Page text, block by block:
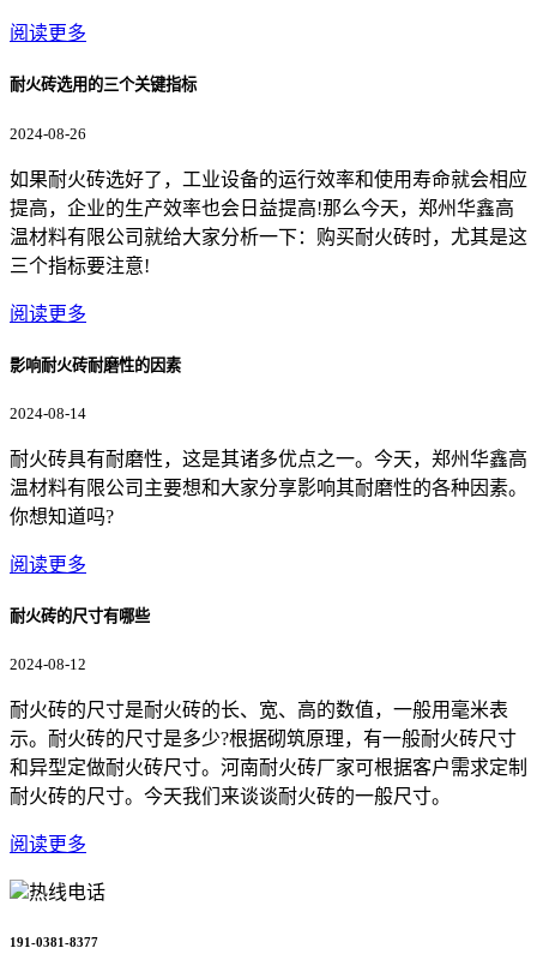
阅读更多
耐火砖选用的三个关键指标
2024-08-26
如果耐火砖选好了，工业设备的运行效率和使用寿命就会相应
提高，企业的生产效率也会日益提高!那么今天，郑州华鑫高
温材料有限公司就给大家分析一下：购买耐火砖时，尤其是这
三个指标要注意!
阅读更多
影响耐火砖耐磨性的因素
2024-08-14
耐火砖具有耐磨性，这是其诸多优点之一。今天，郑州华鑫高
温材料有限公司主要想和大家分享影响其耐磨性的各种因素。
你想知道吗?
阅读更多
耐火砖的尺寸有哪些
2024-08-12
耐火砖的尺寸是耐火砖的长、宽、高的数值，一般用毫米表
示。耐火砖的尺寸是多少?根据砌筑原理，有一般耐火砖尺寸
和异型定做耐火砖尺寸。河南耐火砖厂家可根据客户需求定制
耐火砖的尺寸。今天我们来谈谈耐火砖的一般尺寸。
阅读更多
热线电话
191-0381-8377